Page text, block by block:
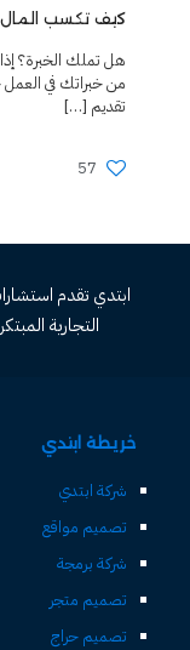
كيف تكسب المال
هل تملك الخبرة؟
من خبراتك في
تقديم […]
57
ابتدي تقدم
التجارية المبتكرة
خريطة ابتدي
شركة ابتدي
تصميم مواقع
شركة برمجة
تصميم متجر
تصميم حراج